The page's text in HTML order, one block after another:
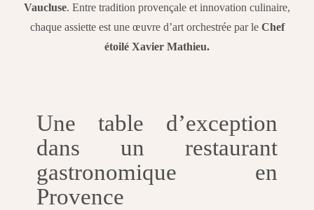
Vaucluse. Entre tradition provençale et innovation culinaire,
chaque assiette est une œuvre d’art orchestrée par le Chef
étoilé Xavier Mathieu.
Une table d’exception
dans un restaurant
gastronomique en
Provence